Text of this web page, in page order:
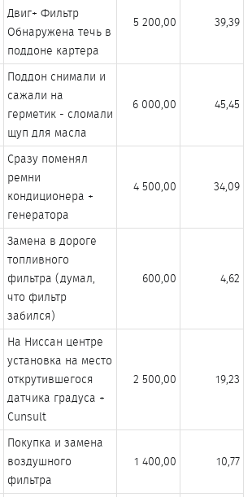
Двиг+ Фильтр
Обнаружена течь в
поддоне картера​
5 200,00​ 39,39​
Поддон снимали и
сажали на
герметик - сломали
щуп для масла​
6 000,00​ 45,45​
Сразу поменял
ремни
кондиционера +
генератора​
4 500,00​ 34,09​
Замена в дороге
топливного
фильтра (думал,
что фильтр
забился)​
600,00​ 4,62​
На Ниссан центре
установка на место
открутившегося
датчика градуса +
Cunsult​
2 500,00​ 19,23​
Покупка и замена
воздушного
фильтра​
1 400,00​ 10,77​